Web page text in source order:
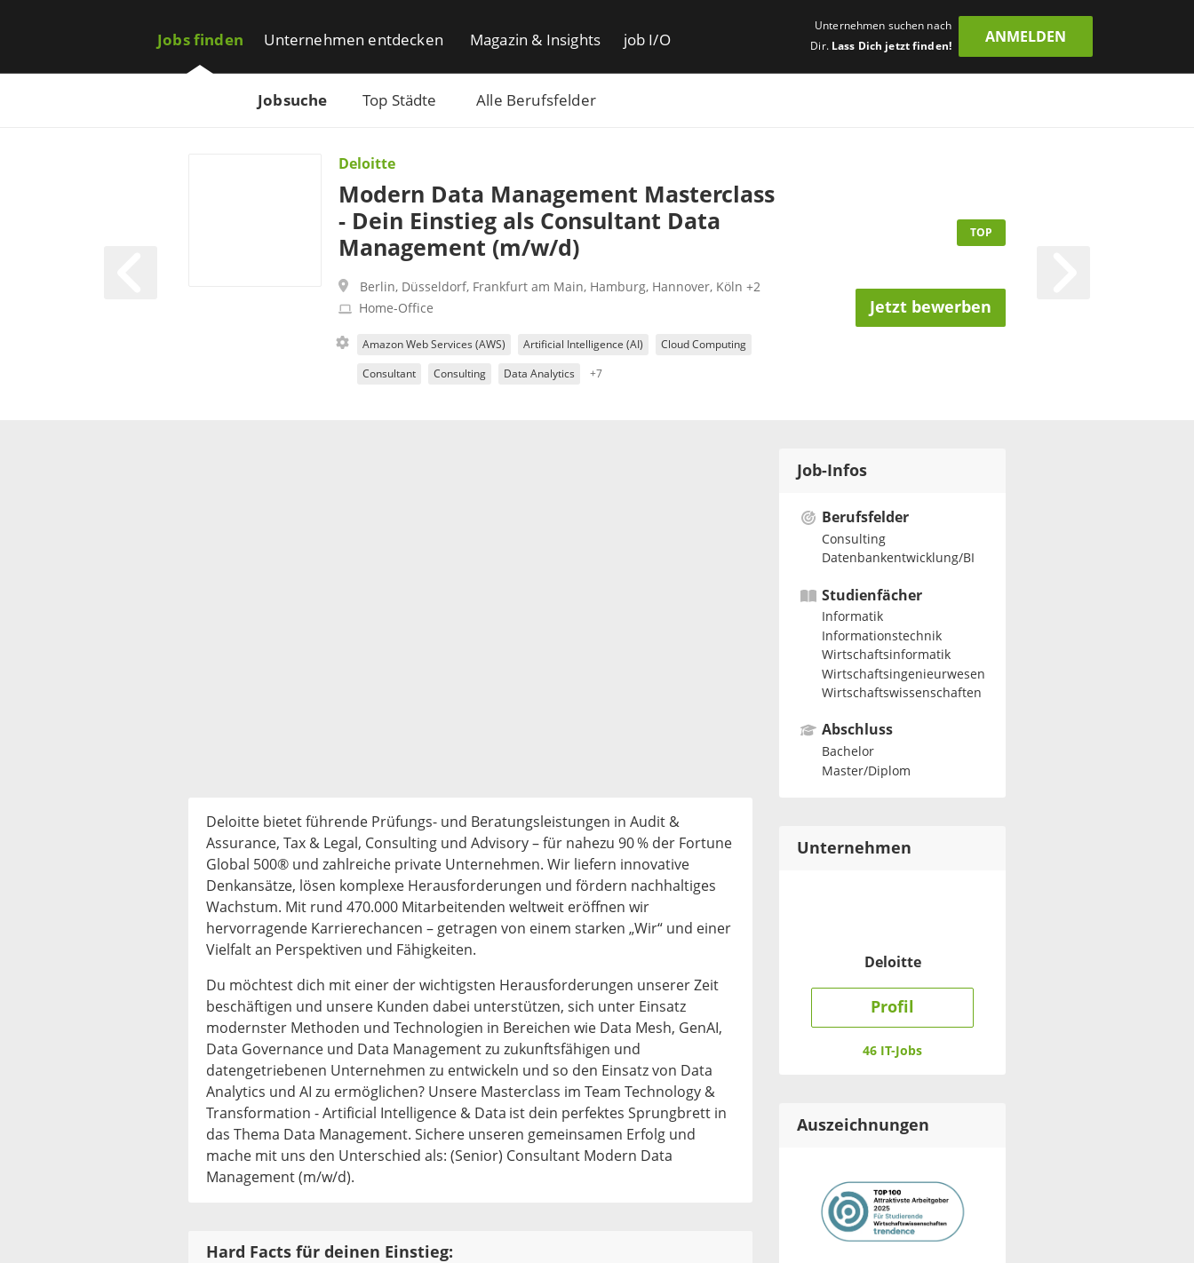
Jobs finden
Jobsuche Top Städte Alle Berufsfelder
Unternehmen entdecken Magazin & Insights job I/O
Unternehmen suchen nach
Dir. Lass Dich jetzt finden!
ANMELDEN
Deloitte
Modern Data Management Masterclass
- Dein Einstieg als Consultant Data
Management (m/w/d)
Berlin, Düsseldorf, Frankfurt am Main, Hamburg, Hannover, Köln +2
Home-Office
Amazon Web Services (AWS) Artificial Intelligence (AI) Cloud Computing
Consultant Consulting Data Analytics +7
TOP
Jetzt bewerben
Deloitte bietet führende Prüfungs- und Beratungsleistungen in Audit &
Assurance, Tax & Legal, Consulting und Advisory – für nahezu 90 % der Fortune
Global 500® und zahlreiche private Unternehmen. Wir liefern innovative
Denkansätze, lösen komplexe Herausforderungen und fördern nachhaltiges
Wachstum. Mit rund 470.000 Mitarbeitenden weltweit eröffnen wir
hervorragende Karrierechancen – getragen von einem starken „Wir“ und einer
Vielfalt an Perspektiven und Fähigkeiten.
Du möchtest dich mit einer der wichtigsten Herausforderungen unserer Zeit
beschäftigen und unsere Kunden dabei unterstützen, sich unter Einsatz
modernster Methoden und Technologien in Bereichen wie Data Mesh, GenAI,
Data Governance und Data Management zu zukunftsfähigen und
datengetriebenen Unternehmen zu entwickeln und so den Einsatz von Data
Analytics und AI zu ermöglichen? Unsere Masterclass im Team Technology &
Transformation - Artificial Intelligence & Data ist dein perfektes Sprungbrett in
das Thema Data Management. Sichere unseren gemeinsamen Erfolg und
mache mit uns den Unterschied als: (Senior) Consultant Modern Data
Management (m/w/d).
Hard Facts für deinen Einstieg:
Job-Infos
Berufsfelder
Consulting
Datenbankentwicklung/BI
Studienfächer
Informatik
Informationstechnik
Wirtschaftsinformatik
Wirtschaftsingenieurwesen
Wirtschaftswissenschaften
Abschluss
Bachelor
Master/Diplom
Unternehmen
Deloitte
Profil
46 IT-Jobs
Auszeichnungen